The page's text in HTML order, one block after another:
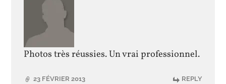
Photos très réussies. Un vrai professionnel.
23 FÉVRIER 2013 REPLY